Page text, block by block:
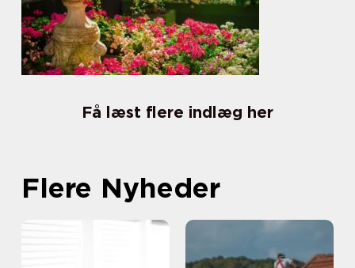
Få læst flere indlæg her
Flere Nyheder